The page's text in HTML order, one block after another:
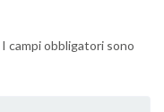
I campi obbligatori sono